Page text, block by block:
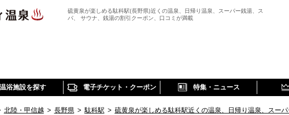
硫黄泉が楽しめる駄科駅(長野県)近くの温泉、日帰り温泉、スーパー銭湯、ス
パ、 サウナ、銭湯の割引クーポン、口コミが満載
温浴施設を探す 電子チケット・クーポン 特集・ニュース
北陸・甲信越 > 長野県 > 駄科駅 > 硫黄泉が楽しめる駄科駅近くの温泉、日帰り温泉、スー